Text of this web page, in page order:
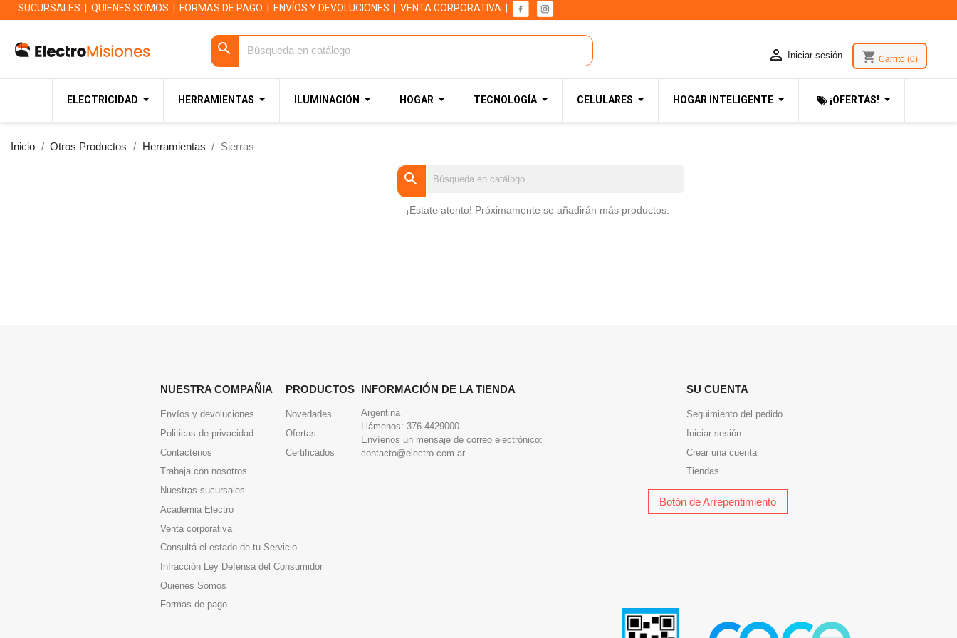
SUCURSALES QUIENES SOMOS FORMAS DE PAGO ENVÍOS Y DEVOLUCIONES VENTA CORPORATIVA
 Iniciar sesión shopping_cart Carrito (0)
search
ELECTRICIDAD HERRAMIENTAS ILUMINACIÓN HOGAR TECNOLOGÍA CELULARES HOGAR INTELIGENTE ¡OFERTAS!
Inicio Otros Productos Herramientas Sierras
No hay productos disponibles
¡Estate atento! Próximamente se añadirán más productos.
search
NUESTRA COMPAÑIA
Envíos y devoluciones
Politicas de privacidad
Contactenos
Trabaja con nosotros
Nuestras sucursales
Academia Electro
Venta corporativa
Consultá el estado de tu Servicio
Infracción Ley Defensa del Consumidor
Quienes Somos
Formas de pago
PRODUCTOS
Novedades
Ofertas
Certificados
INFORMACIÓN DE LA TIENDA
Argentina
Llámenos: 376-4429000
Envíenos un mensaje de correo electrónico:
contacto@electro.com.ar
SU CUENTA
Seguimiento del pedido
Iniciar sesión
Crear una cuenta
Tiendas
Botón de Arrepentimiento